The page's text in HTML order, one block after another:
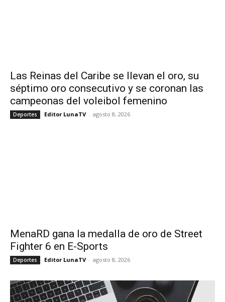
Las Reinas del Caribe se llevan el oro, su
séptimo oro consecutivo y se coronan las
campeonas del voleibol femenino
Deportes Editor LunaTV - agosto 8, 2026
MenaRD gana la medalla de oro de Street
Fighter 6 en E-Sports
Deportes Editor LunaTV - agosto 8, 2026